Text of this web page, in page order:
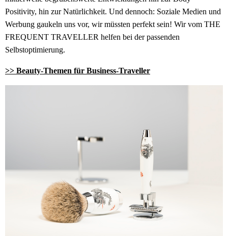
Positivity, hin zur Natürlichkeit. Und dennoch: Soziale Medien und
Werbung gaukeln uns vor, wir müssten perfekt sein! Wir vom THE
FREQUENT TRAVELLER helfen bei der passenden
Selbstoptimierung.
>> Beauty-Themen für Business-Traveller